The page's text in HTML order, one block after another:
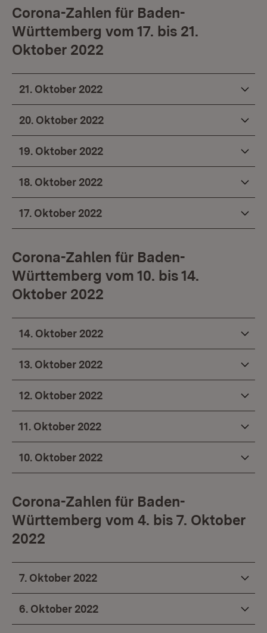
Corona-Zahlen für Baden-
Württemberg vom 17. bis 21.
Oktober 2022
21. Oktober 2022
20. Oktober 2022
19. Oktober 2022
18. Oktober 2022
17. Oktober 2022
Corona-Zahlen für Baden-
Württemberg vom 10. bis 14.
Oktober 2022
14. Oktober 2022
13. Oktober 2022
12. Oktober 2022
11. Oktober 2022
10. Oktober 2022
Corona-Zahlen für Baden-
Württemberg vom 4. bis 7. Oktober
2022
7. Oktober 2022
6. Oktober 2022